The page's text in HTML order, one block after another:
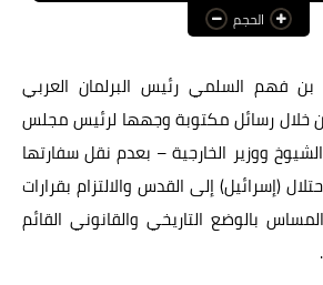
عالم المرأة
فن وثقافة
أخبار مصر
أخبار عربية
أخبار النجوم
الحجم
فهم السلمي رئيس البرلمان العربي
خلال رسائل مكتوبة وجهها لرئيس مجلس
ووزير الخارجية – بعدم نقل سفارتها
(إسرائيل) إلى القدس والالتزام بقرارات
بالوضع التاريخي والقانوني القائم